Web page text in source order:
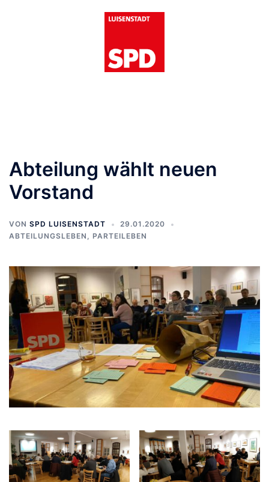
Abteilung wählt neuen
Vorstand
VON SPD LUISENSTADT
29.01.2020
ABTEILUNGSLEBEN , PARTEILEBEN